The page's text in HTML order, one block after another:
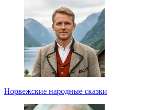
Норвежские народные сказки